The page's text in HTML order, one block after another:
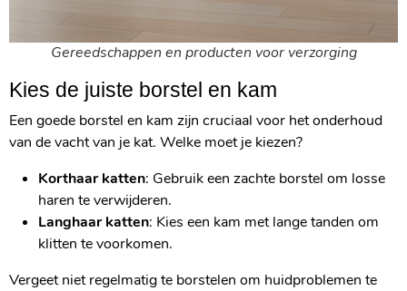
Gereedschappen en producten voor verzorging
Kies de juiste borstel en kam
Een goede borstel en kam zijn cruciaal voor het onderhoud
van de vacht van je kat. Welke moet je kiezen?
Korthaar katten: Gebruik een zachte borstel om losse
haren te verwijderen.
Langhaar katten: Kies een kam met lange tanden om
klitten te voorkomen.
Vergeet niet regelmatig te borstelen om huidproblemen te